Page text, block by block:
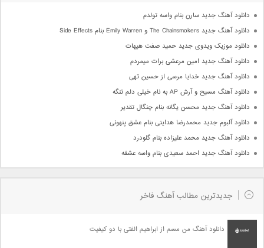
دانلود آهنگ جدید سارن بنام واسه تولدم
دانلود آهنگ جدید The Chainsmokers و Emily Warren بنام Side Effects
دانلود موزیک ویدوی جدید حمید صفت هیهات
دانلود آهنگ جدید امین مرعشی برات میمردم
دانلود آهنگ جدید خدایا مرسی از حسین تهی
دانلود آهنگ مسیح و آرش AP به نام خیلی دلم تنگه
دانلود آهنگ جدید محسن یگانه بنام چنگال تقدیر
دانلود آلبوم جدید محمدرضا هدایتی بنام عشق پنهونی
دانلود آهنگ جدید محمد علیزاده بنام گلودرد
دانلود آهنگ جدید احمد سعیدی بنام واسه عشقه
جدیدترین مطالب آهنگ فاخر
دانلود آهنگ من مسم از ابراهیم الفتی با دو کیفیت